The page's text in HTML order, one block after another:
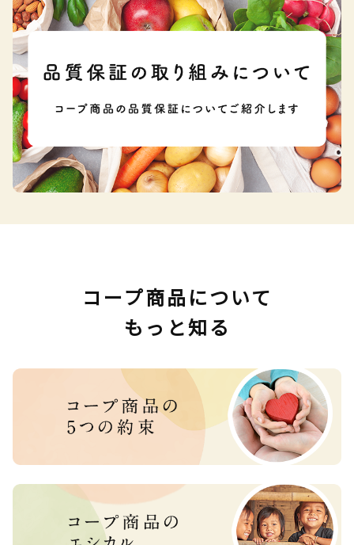
コープ商品について
もっと知る